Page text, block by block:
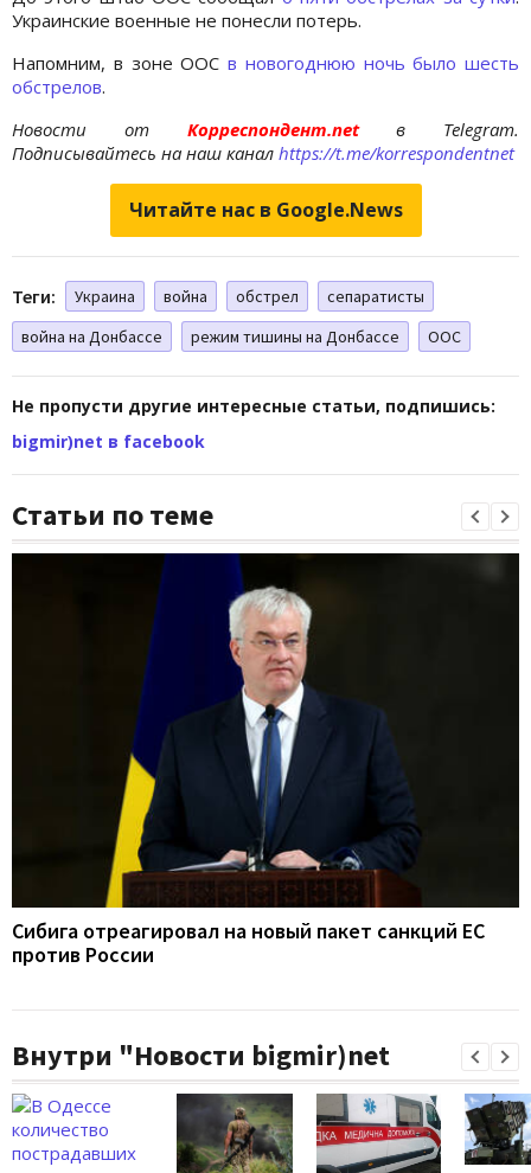
Украинские военные не понесли потерь.
Напомним, в зоне ООС в новогоднюю ночь было шесть
обстрелов.
Новости отКорреспондент.netв Telegram.
Подписывайтесь на наш канал https://t.me/korrespondentnet
Читайте нас в Google.News
Теги: Украина война обстрел
сепаратисты
война на Донбассе
режим тишины на Донбассе ООС
Не пропусти другие интересные статьи, подпишись:
bigmir)net в facebook
Статьи по теме
Сибига отреагировал на новый пакет санкций ЕС
против России
Внутри "Новости bigmir)net